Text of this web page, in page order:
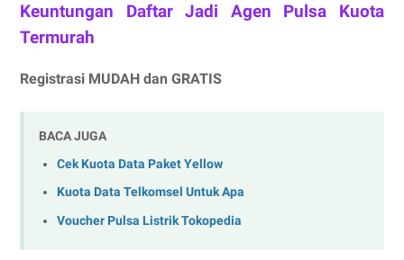
Keuntungan Daftar Jadi Agen Pulsa Kuota
Termurah
Registrasi MUDAH dan GRATIS
BACA JUGA
Cek Kuota Data Paket Yellow
Kuota Data Telkomsel Untuk Apa
Voucher Pulsa Listrik Tokopedia